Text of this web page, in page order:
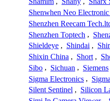
Shenwhen Neo
Shenzhen Reecam
Shenzhen Toptech ,
Shieldeye , Shindai ,
Shixin China , Short ,
Sibo , Sichuan , Siemens
Sigma Electronics ,
Silent Sentinel , Silicon